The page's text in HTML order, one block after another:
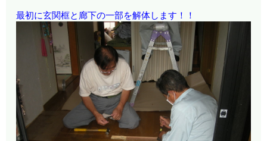
最初に玄関框と廊下の一部を解体します！！